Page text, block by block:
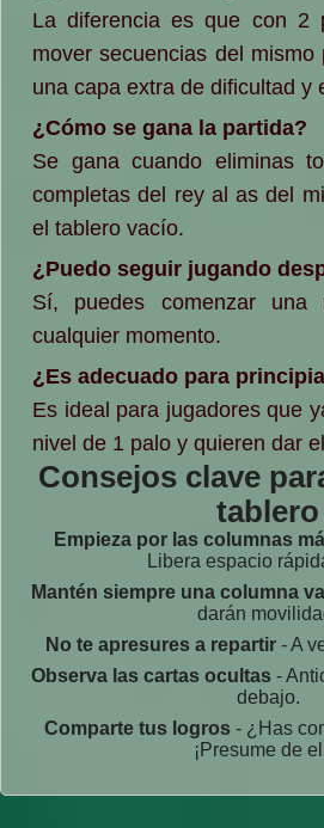
La diferencia es que con 2
mover secuencias del
una capa extra de dificultad y
¿Cómo se gana la partida?
Se gana cuando eliminas
completas del rey al as del
el tablero vacío.
¿Puedo seguir jugando
Sí, puedes comenzar una
cualquier momento.
¿Es adecuado para
Es ideal para jugadores que
nivel de 1 palo y quieren dar
Consejos clave
tablero
Empieza por las columnas
Libera espacio
Mantén siempre una columna
darán
No te apresures a repartir - A
Observa las cartas ocultas -
debajo.
Comparte tus logros - ¿Has
¡Presume de